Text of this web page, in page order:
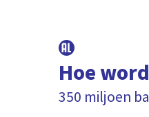
Hoe
350 miljoen